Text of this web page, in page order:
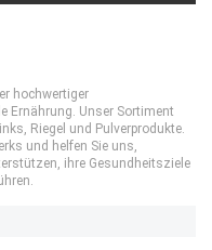
hochwertiger
Ernährung. Unser Sortiment
Riegel und Pulverprodukte.
und helfen Sie uns,
ihre Gesundheitsziele